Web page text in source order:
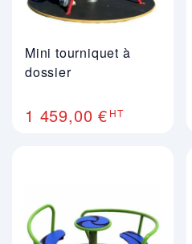
Mini tourniquet à
dossier
1 459,00 € HT